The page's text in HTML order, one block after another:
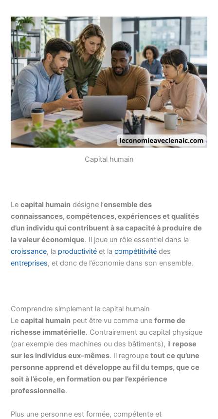
Capital humain
Lecapital humain désigne l’ensemble des
connaissances, compétences, expériences et qualités
d’un individu qui contribuent à sa capacité à produire de
la valeur économique. Il joue un rôle essentiel dans la
croissance, la productivité et lacompétitivité des
entreprises, et donc de l’économie dans son ensemble.
Comprendre simplement le capital humain
Lecapital humain peut être vu comme uneforme de
richesse immatérielle. Contrairement au capital physique
(par exemple des machines ou des bâtiments), il repose
sur les individus eux-mêmes. Il regroupetout ce qu’une
personne apprend et développe au fil du temps, que ce
soit à l’école, en formation ou par l’expérience
professionnelle.
Plus une personne est formée, compétente et